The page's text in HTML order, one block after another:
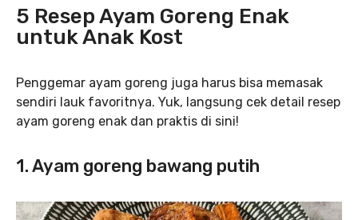
5 Resep Ayam Goreng Enak
untuk Anak Kost
Penggemar ayam goreng juga harus bisa memasak
sendiri lauk favoritnya. Yuk, langsung cek detail resep
ayam goreng enak dan praktis di sini!
1. Ayam goreng bawang putih